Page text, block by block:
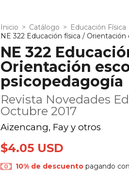
Inicio > Catálogo > Educación Física
NE 322 Educación física /
NE 322
Orientación
psicopedagogía
Revista Novedades
Octubre 2017
Aizencang, Fay y otros
$4.05 USD
10% de descuento pagando